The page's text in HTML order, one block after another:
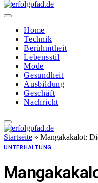
Home
Technik
Berühmtheit
Lebensstil
Mode
Gesundheit
Ausbildung
Geschäft
Nachricht
Startseite » Mangakakalot:
UNTERHALTUNG